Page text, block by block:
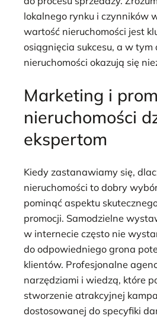
lokalnego rynku i czynników
wartość nieruchomości jest
osiągnięcia sukcesu, a w tym
nieruchomości okazują się
Marketing i
nieruchomości
ekspertom
Kiedy zastanawiamy się,
nieruchomości to dobry
pominąć aspektu
promocji. Samodzielne
w internecie często nie
do odpowiedniego grona
klientów. Profesjonalne
narzędziami i wiedzą, które
stworzenie atrakcyjnej
dostosowanej do specyfiki